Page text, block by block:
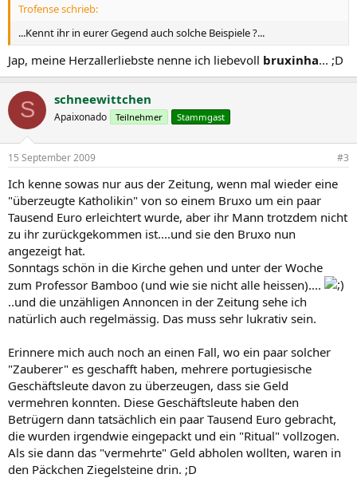
Trofense schrieb:
...Kennt ihr in eurer Gegend auch solche Beispiele ?...
Jap, meine Herzallerliebste nenne ich liebevoll bruxinha... ;D
S schneewittchen
Apaixonado Teilnehmer Stammgast
15 September 2009 #3
Ich kenne sowas nur aus der Zeitung, wenn mal wieder eine
"überzeugte Katholikin" von so einem Bruxo um ein paar
Tausend Euro erleichtert wurde, aber ihr Mann trotzdem nicht
zu ihr zurückgekommen ist....und sie den Bruxo nun
angezeigt hat.
Sonntags schön in die Kirche gehen und unter der Woche
zum Professor Bamboo (und wie sie nicht alle heissen)....
..und die unzähligen Annoncen in der Zeitung sehe ich
natürlich auch regelmässig. Das muss sehr lukrativ sein.
Erinnere mich auch noch an einen Fall, wo ein paar solcher
"Zauberer" es geschafft haben, mehrere portugiesische
Geschäftsleute davon zu überzeugen, dass sie Geld
vermehren konnten. Diese Geschäftsleute haben den
Betrügern dann tatsächlich ein paar Tausend Euro gebracht,
die wurden irgendwie eingepackt und ein "Ritual" vollzogen.
Als sie dann das "vermehrte" Geld abholen wollten, waren in
den Päckchen Ziegelsteine drin. ;D